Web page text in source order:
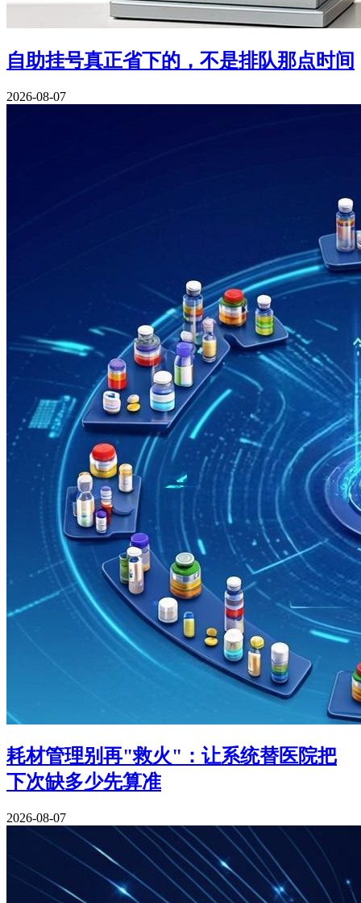
自助挂号真正省下的，不是排队那点时间
2026-08-07
耗材管理别再"救火"：让系统替医院把
下次缺多少先算准
2026-08-07